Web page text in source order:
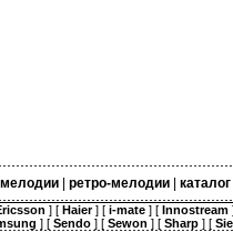
| ретро-мелодии|
] [ Haier] [ i-mate] [ Innostream
] [ Sendo] [ Sewon ] [ Sharp] [